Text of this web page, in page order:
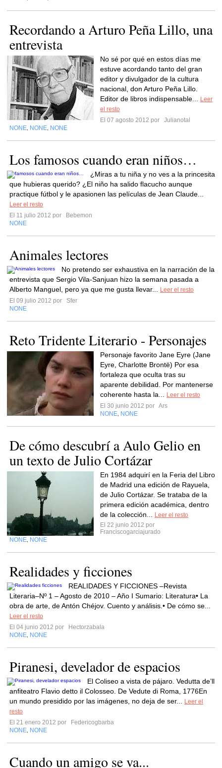
Recordando a Arturo Peña Lillo, una
entrevista
No sé por qué en estos días me
estuve acordando tanto del gran
editor y divulgador de la cultura
nacional, don Arturo Peña Lillo.
Editor de libros indispensable...
Leer
el resto
El 07 agosto 2012 por
Julianotal
NONE NONE NONE
Los famosos cuando eran niños…
¿Miras a tu niña y no ves a la princesita
que hubieras querido? ¿El niño ha salido flacucho aunque
practique fútbol y le apasionen las películas de Jean Claude...
Leer el resto
El 11 julio 2012 por
Bebemon
NONE
Animales lectores
No pretendo ser exhaustiva en la narración de la
entrevista que Sergio Vila-Sanjuan hizo la semana pasada a
Alberto Manguel, pero ya que me gusta llevar...
Leer el resto
El 09 julio 2012 por
Sfer
NONE
Reto Tridente Literario - Personajes
Personaje favorito Jane Eyre (Jane
Eyre, Charlotte Brontë) Por esa
fortaleza que oculta tras su
aparente debilidad. Por mantenerse
coherente hasta la...
Leer el resto
El 30 junio 2012 por Ars
NONE NONE
De cómo descubrí a Aulo Gelio en
un texto de Julio Cortázar
En 1984 adquirí en la Feria del Libro
de Madrid una edición de Rayuela,
de Julio Cortázar. Se trataba de la
primera edición académica, dentro
de la colección...
Leer el resto
El 22 junio 2012 por
Franciscogarciajurado
NONE NONE
Realidades y ficciones
REALIDADES Y FICCIONES –Revista
Literaria–Nº 1 – Agosto de 2010 – Año I Sumario: Literatura• La
obra de arte, de Antón Chéjov. Cuento y análisis.• De cómo se...
Leer el resto
El 04 junio 2012 por
Hectorzabala
NONE NONE
Piranesi, develador de espacios
El Coliseo a vista de pájaro. Vedutta de’ll
anfiteatro Flavio detto il Colosseo. De Vedute di Roma, 1776En
un mundo presidido por las imágenes, no deja de ser...
Leer el
resto
El 21 enero 2012 por
Federicogbarba
NONE NONE
Cuando un amigo se va...